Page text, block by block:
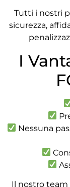
Tutti i nostri
sicurezza,
I
Nessuna
Il nostro